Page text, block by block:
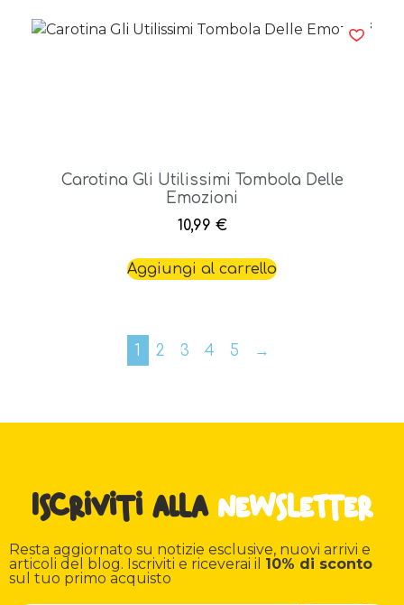
Carotina Gli Utilissimi Tombola Delle
Emozioni
10,99 €
Aggiungi al carrello
1 2 3 4 5 →
Iscriviti alla newsletter
Resta aggiornato su notizie esclusive, nuovi arrivi e
articoli del blog. Iscriviti e riceverai il 10% di sconto
sul tuo primo acquisto